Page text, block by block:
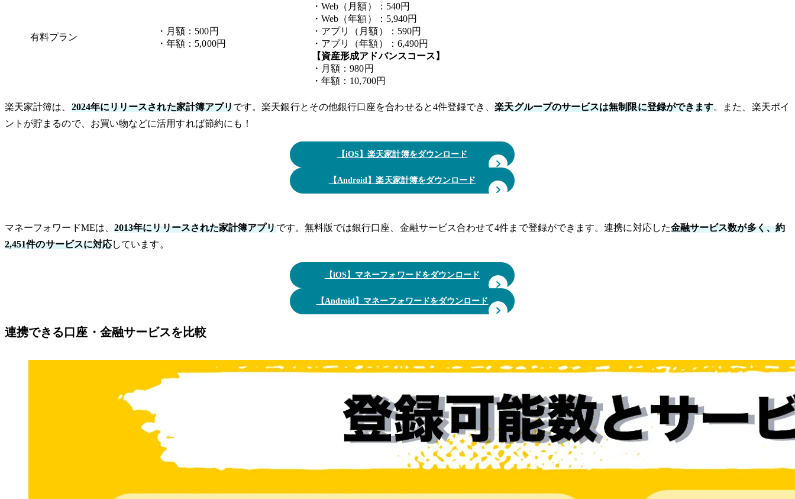
有料プラン
・月額：500円
・年額：5,000円
・Web（月額）：540円
・Web（年額）：5,940円
・アプリ（月額）：590円
・アプリ（年額）：6,490円
【資産形成アドバンスコース】
・月額：980円
・年額：10,700円
楽天家計簿は、 2024年にリリースされた家計簿アプリです。楽天銀行とその他銀行口座を合わせると4件登録でき、楽天グループのサービスは無制限に登録ができます。また、楽天ポイ
ントが貯まるので、お買い物などに活用すれば節約にも！
【iOS】楽天家計簿をダウンロード
【Android】楽天家計簿をダウンロード
マネーフォワードMEは、 2013年にリリースされた家計簿アプリです。無料版では銀行口座、金融サービス合わせて4件まで登録ができます。連携に対応した金融サービス数が多く、約
2,451件のサービスに対応しています。
【iOS】マネーフォワードをダウンロード
【Android】マネーフォワードをダウンロード
連携できる口座・金融サービスを比較